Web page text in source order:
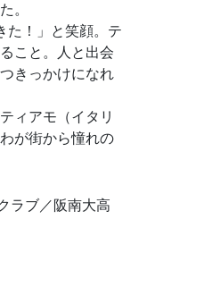
。
た！」と笑顔。テ
こと。人と出会
きっかけになれ
ィアモ（イタリ
が街から憧れの
ラブ／阪南大高